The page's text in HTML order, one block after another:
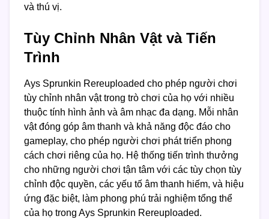
và thú vị.
Tùy Chỉnh Nhân Vật và Tiến
Trình
Ays Sprunkin Rereuploaded cho phép người chơi
tùy chỉnh nhân vật trong trò chơi của họ với nhiều
thuộc tính hình ảnh và âm nhạc đa dạng. Mỗi nhân
vật đóng góp âm thanh và khả năng độc đáo cho
gameplay, cho phép người chơi phát triển phong
cách chơi riêng của họ. Hệ thống tiến trình thưởng
cho những người chơi tận tâm với các tùy chọn tùy
chỉnh độc quyền, các yếu tố âm thanh hiếm, và hiệu
ứng đặc biệt, làm phong phú trải nghiệm tổng thể
của họ trong Ays Sprunkin Rereuploaded.